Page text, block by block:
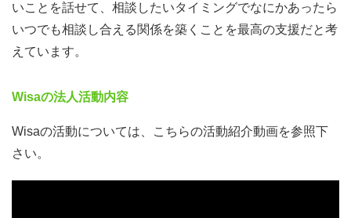
い居場所を得ることができます。リサーチ終了後も、気の
合う仲間がいれば、交流を続けてください。
今回のプロジェクトでは、「リサーチ・調査」だけでな
発」までを一貫して実施します。進学の総合型選抜や就職
活動において、しっかりと語れる「ガクチカ」になること
間違いナシです！
いことを話せて、相談したいタイミングでなにかあったら
いつでも相談し合える関係を築くことを最高の支援だと考
えています。
Wisaの法人活動内容
Wisaの活動については、こちらの活動紹介動画を参照下
さい。